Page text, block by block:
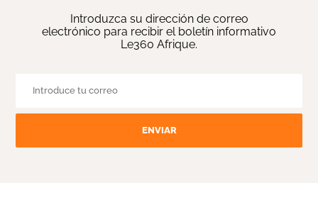
Introduzca su dirección de correo
electrónico para recibir el boletín informativo
Le360 Afrique.
ENVIAR